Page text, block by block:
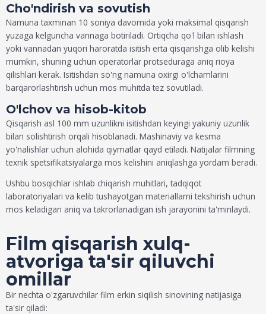
Cho'ndirish va sovutish
Namuna taxminan 10 soniya davomida yoki maksimal qisqarish
yuzaga kelguncha vannaga botiriladi. Ortiqcha qo'l bilan ishlash
yoki vannadan yuqori haroratda isitish erta qisqarishga olib kelishi
mumkin, shuning uchun operatorlar protseduraga aniq rioya
qilishlari kerak. Isitishdan so'ng namuna oxirgi o'lchamlarini
barqarorlashtirish uchun mos muhitda tez sovutiladi.
O'lchov va hisob-kitob
Qisqarish asl 100 mm uzunlikni isitishdan keyingi yakuniy uzunlik
bilan solishtirish orqali hisoblanadi. Mashinaviy va kesma
yo'nalishlar uchun alohida qiymatlar qayd etiladi. Natijalar filmning
texnik spetsifikatsiyalarga mos kelishini aniqlashga yordam beradi.
Ushbu bosqichlar ishlab chiqarish muhitlari, tadqiqot
laboratoriyalari va kelib tushayotgan materiallarni tekshirish uchun
mos keladigan aniq va takrorlanadigan ish jarayonini ta'minlaydi.
Film qisqarish xulq-
atvoriga ta'sir qiluvchi
omillar
Bir nechta o'zgaruvchilar film erkin siqilish sinovining natijasiga
ta'sir qiladi: